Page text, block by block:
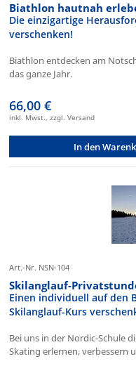
Biathlon hautnah
Die einzigartige
verschenken!
Biathlon entdecken am
das ganze Jahr.
66,00 €
inkl. Mwst., zzgl. Versand
In den
Art.-Nr. NSN-104
Skilanglauf-
Einen individuell auf den
Skilanglauf-Kurs
Bei uns in der Nordic-Schule
Skating erlernen, verbessern